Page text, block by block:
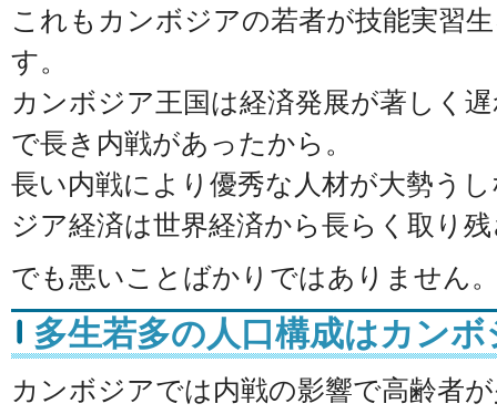
これもカンボジアの若者が技能実習
す。
カンボジア王国は経済発展が著しく
で長き内戦があったから。
長い内戦により優秀な人材が大勢う
ジア経済は世界経済から長らく取り
でも悪いことばかりではありません
多生若多の人口構成はカン
カンボジアでは内戦の影響で高齢者